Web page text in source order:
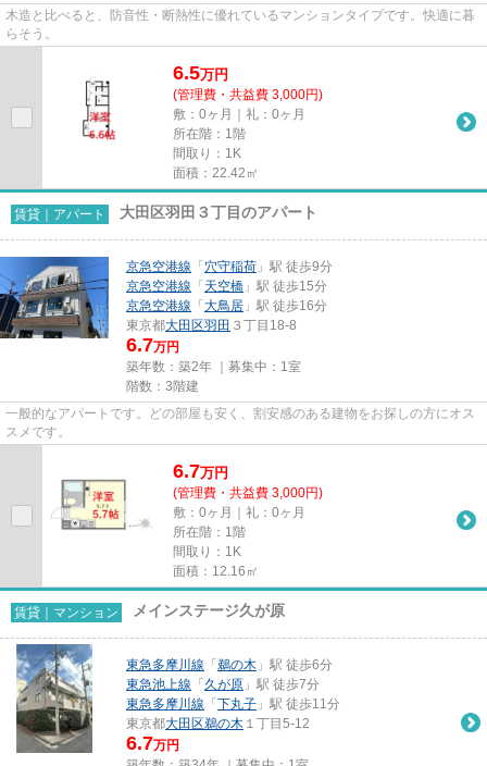
木造と比べると、防音性・断熱性に優れているマンションタイプです。快適に暮
らそう。
6.5万円
(管理費・共益費 3,000円)
敷：0ヶ月｜礼：0ヶ月
所在階：1階
間取り：1K
面積：22.42㎡
賃貸｜アパート 大田区羽田３丁目のアパート
京急空港線 「 穴守稲荷 」駅 徒歩9分
京急空港線 「 天空橋 」駅 徒歩15分
京急空港線 「 大鳥居 」駅 徒歩16分
東京都大田区羽田 ３丁目18-8
6.7万円
築年数：築2年 ｜募集中： 1室
階数：3階建
一般的なアパートです。どの部屋も安く、割安感のある建物をお探しの方にオス
スメです。
6.7万円
(管理費・共益費 3,000円)
敷：0ヶ月｜礼：0ヶ月
所在階：1階
間取り：1K
面積：12.16㎡
賃貸｜マンション メインステージ久が原
東急多摩川線 「 鵜の木 」駅 徒歩6分
東急池上線 「 久が原 」駅 徒歩7分
東急多摩川線 「 下丸子 」駅 徒歩11分
東京都大田区鵜の木 １丁目5-12
6.7万円